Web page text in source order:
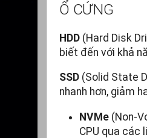
Ổ CỨNG
HDD (Hard Disk
biết đến với khả
SSD (Solid State
nhanh hơn, giảm
NVMe (Non-
CPU qua các